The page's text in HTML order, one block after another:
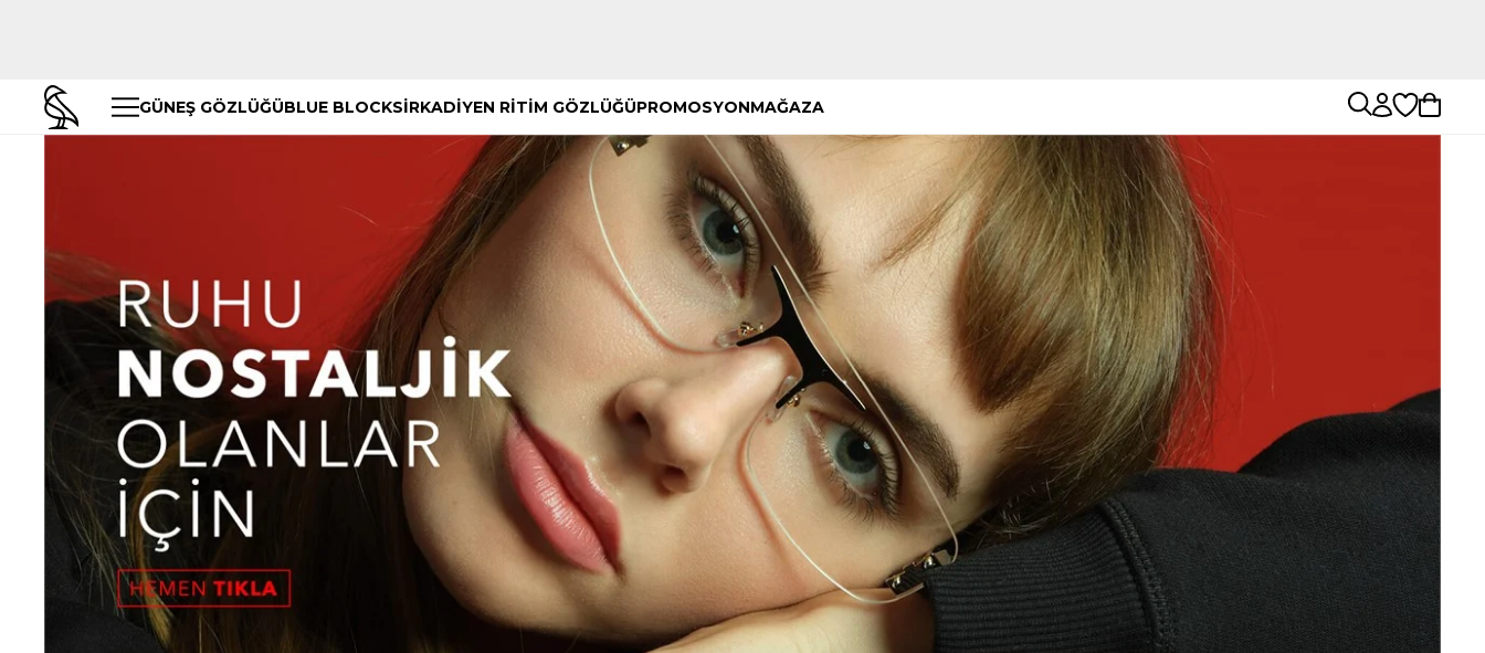
GÜNEŞ GÖZLÜĞÜBLUE BLOCKSİRKADİYEN RİTİM GÖZLÜĞÜPROMOSYONMAĞAZA